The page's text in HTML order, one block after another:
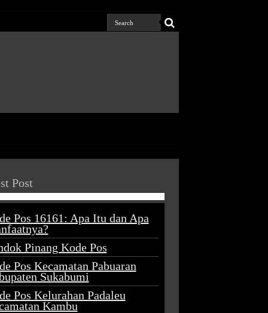
Post
Pos 16161: Apa Itu dan Apa
Pinang Kode Pos
Pos Kecamatan Pabuaran
Sukabumi
Pos Kelurahan Padaleu
Kambu